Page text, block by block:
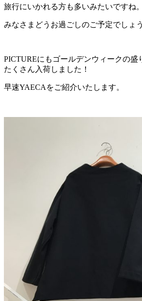
旅行にいかれる方も多いみたいですね。
みなさまどうお過ごしのご予定でしょ
PICTUREにもゴールデンウィークの盛
たくさん入荷しました！
早速YAECAをご紹介いたします。